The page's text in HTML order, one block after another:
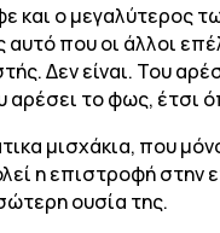
και ο μεγαλύτερος
που οι άλλοι
Δεν είναι. Του
το φως, έτσι
μισχάκια, που
η επιστροφή στην
ουσία της.